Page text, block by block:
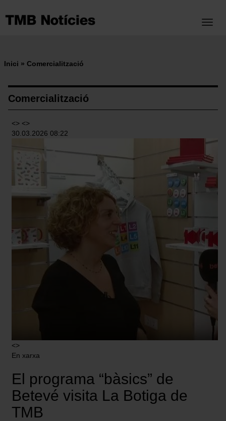
contingut
d'ariadna
Inici Comercialització
Comercialització
<> <>
30.03.2026 08:22
<>
En xarxa
El programa “bàsics” de
Betevé visita La Botiga de
TMB